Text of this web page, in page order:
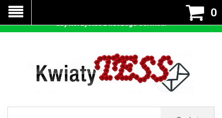
0
Nasza strona korzysta z cookies - czyli tzw ciastek w celu
prawidłowego działania. Zaakceptuj przyjmowanie cookies
aby korzystać z naszego serwisu.